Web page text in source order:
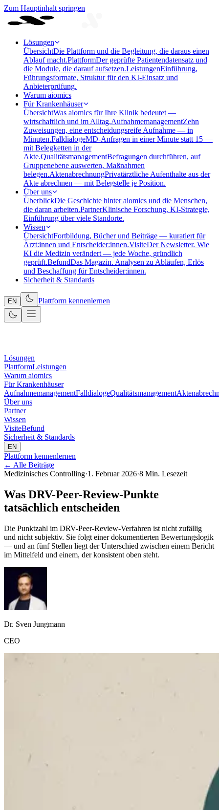
Zum Hauptinhalt springen
Lösungen
ÜbersichtDie Plattform und die Begleitung, die daraus einen
Ablauf macht.PlattformDer geprüfte Patientendatensatz und
die Module, die darauf aufsetzen.LeistungenEinführung,
Führungsformate, Struktur für den KI-Einsatz und
Anbieterprüfung.
Warum aiomics
Für Krankenhäuser
ÜbersichtWas aiomics für Ihre Klinik bedeutet —
wirtschaftlich und im Alltag.AufnahmemanagementZehn
Zuweisungen, eine entscheidungsreife Aufnahme — in
Minuten.FalldialogeMD-Anfragen in einer Minute statt 15 —
mit Belegketten in der
Akte.QualitätsmanagementBefragungen durchführen, auf
Gruppenebene auswerten, Maßnahmen
belegen.AktenabrechnungPrivatärztliche Aufenthalte aus der
Akte abrechnen — mit Belegstelle je Position.
Über uns
ÜberblickDie Geschichte hinter aiomics und die Menschen,
die daran arbeiten.PartnerKlinische Forschung, KI-Strategie,
Einführung über viele Standorte.
Wissen
ÜbersichtFortbildung, Bücher und Beiträge — kuratiert für
Ärzt:innen und Entscheider:innen.VisiteDer Newsletter. Wie
KI die Medizin verändert — jede Woche, gründlich
geprüft.BefundDas Magazin. Analysen zu Abläufen, Erlös
und Beschaffung für Entscheider:innen.
Sicherheit & Standards
EN Plattform kennenlernen
Lösungen
PlattformLeistungen
Warum aiomics
Für Krankenhäuser
AufnahmemanagementFalldialogeQualitätsmanagement
Über uns
Partner
Wissen
VisiteBefund
Sicherheit & Standards
EN
Plattform kennenlernen
← Alle Beiträge
Medizinisches Controlling·1. Februar 2026·8 Min. Lesezeit
Was DRV-Peer-Review-Punkte
tatsächlich entscheiden
Die Punktzahl im DRV-Peer-Review-Verfahren ist nicht zufällig
und nicht subjektiv. Sie folgt einer dokumentierten Bewertungslogik
— und an fünf Stellen liegt der Unterschied zwischen einem Bericht
im Mittelfeld und einem, der konsistent oben steht.
Dr. Sven Jungmann
CEO